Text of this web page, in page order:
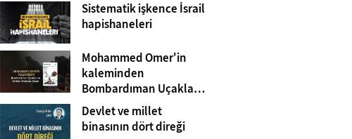
Sistematik işkence İsrail
hapishaneleri
Mohammed Omer'in
kaleminden
Bombardıman Uçakları
ve Tanklar Arasında
Gazze
Devlet ve millet
binasının dört direği